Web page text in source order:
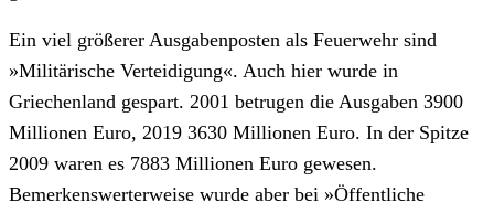
Ein viel größerer Ausgabenposten als Feuerwehr sind
»Militärische Verteidigung«. Auch hier wurde in
Griechenland gespart. 2001 betrugen die Ausgaben 3900
Millionen Euro, 2019 3630 Millionen Euro. In der Spitze
2009 waren es 7883 Millionen Euro gewesen.
Bemerkenswerterweise wurde aber bei »Öffentliche